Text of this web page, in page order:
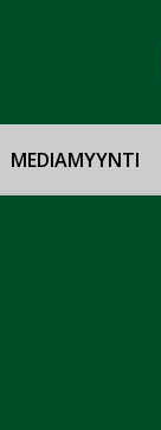
MEDIAMYYNTI